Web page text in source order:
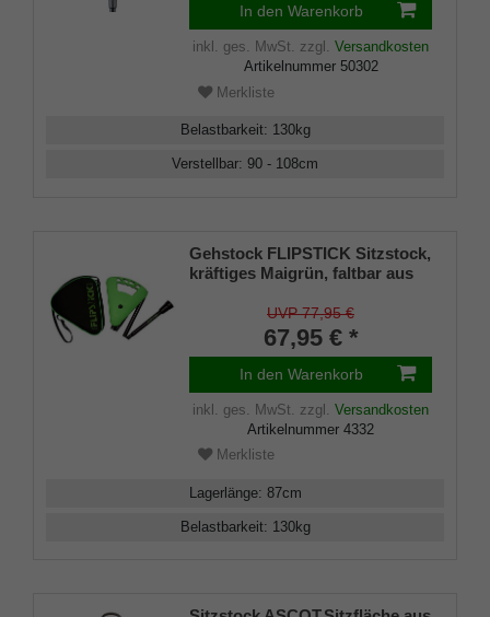
In den Warenkorb
inkl. ges. MwSt. zzgl. Versandkosten
Artikelnummer 50302
Merkliste
Belastbarkeit: 130kg
Verstellbar: 90 - 108cm
Gehstock FLIPSTICK Sitzstock,
kräftiges Maigrün, faltbar aus
Klappsitz/Griff,inklusive
Gummipuffer und praktischer
Nylontasche.
UVP 77,95 €
67,95 € *
In den Warenkorb
inkl. ges. MwSt. zzgl. Versandkosten
Artikelnummer 4332
Merkliste
Lagerlänge: 87cm
Belastbarkeit: 130kg